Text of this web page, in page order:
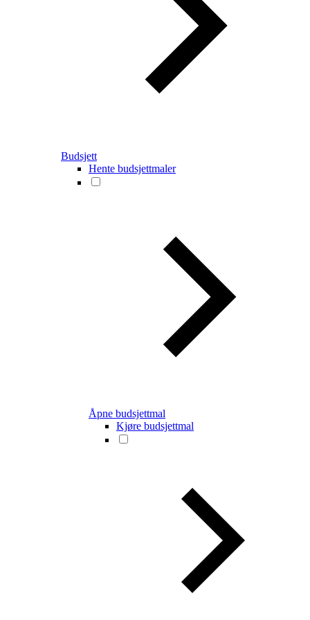
Budsjett
Hente budsjettmaler
Åpne budsjettmal
Kjøre budsjettmal